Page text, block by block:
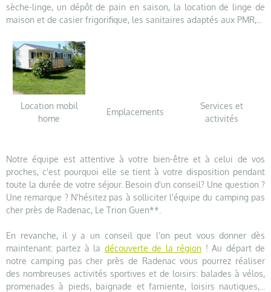
sèche-linge, un dépôt de pain en saison, la location de linge de
maison et de casier frigorifique, les sanitaires adaptés aux PMR,...
Location mobil
home
Emplacements
Services et
activités
Notre équipe est attentive à votre bien-être et à celui de vos
proches, c'est pourquoi elle se tient à votre disposition pendant
toute la durée de votre séjour. Besoin d'un conseil? Une question ?
Une remarque ? N'hésitez pas à solliciter l'équipe du camping pas
cher près de Radenac, Le Trion Guen**.
En revanche, il y a un conseil que l'on peut vous donner dès
maintenant: partez à la découverte de la région ! Au départ de
notre camping pas cher près de Radenac vous pourrez réaliser
des nombreuses activités sportives et de loisirs: balades à vélos,
promenades à pieds, baignade et farniente, loisirs nautiques,...